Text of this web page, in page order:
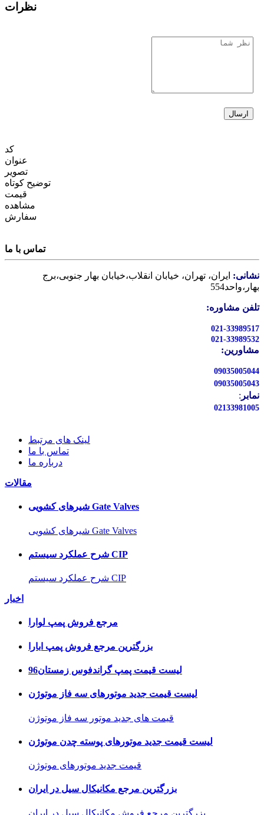
نظرات
کد
عنوان
تصویر
توضیح کوتاه
قیمت
مشاهده
سفارش
تماس با ما
نشانی: ایران، تهران، خیابان انقلاب،خیابان بهار جنوبی،برج
بهار،واحد554
تلفن مشاوره:
021-33989517
021-33989532
مشاورین:
09035005044
09035005043
نمابر :
02133981005
لینک های مرتبط
تماس با ما
درباره ما
مقالات
شیرهای کشویی Gate Valves
شیرهای کشویی Gate Valves
شرح عملکرد سیستم CIP
شرح عملکرد سیستم CIP
اخبار
مرجع فروش پمپ لوارا
بزرگترین مرجع فروش پمپ ابارا
لیست قیمت پمپ گراندفوس زمستان96
لیست قیمت جدید موتورهای سه فاز موتوژن
قیمت های جدید موتور سه فاز موتوژن
لیست قیمت جدید موتورهای پوسته چدن موتوژن
قیمت جدید موتورهای موتوژن
بزرگترین مرجع مکانیکال سیل در ایران
بزرگترین مرجع فروش مکانیکال سیل در ایران